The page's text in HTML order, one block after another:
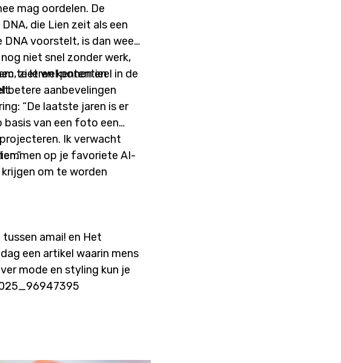
mag oordelen. De
die Lien zeit als een
voorstelt, is dan weer
niet snel zonder werk,
te leren kennen en
ziet wel potentieel in de
betere aanbevelingen
“De laatste jaren is er
basis van een foto een
Ik verwacht
op je favoriete AI-
om te worden
amai! en Het
een artikel waarin mens
mode en styling kun je